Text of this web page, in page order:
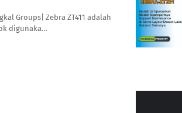
Groups| Zebra ZT411 adalah
digunaka…